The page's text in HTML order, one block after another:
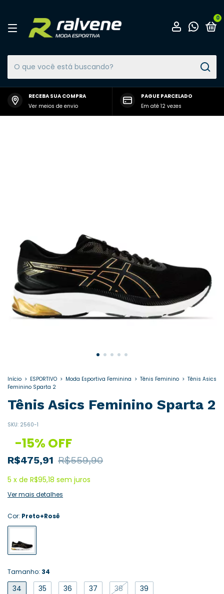
0
RECEBA SUA COMPRA
Ver meios de envio
PAGUE PARCELADO
Em até 12 vezes
Início > ESPORTIVO > Moda Esportiva Feminina > Tênis Feminino > Tênis Asics
Feminino Sparta 2
Tênis Asics Feminino Sparta 2
SKU: 2560-1
-15% OFF
R$475,91 R$559,90
5 x de R$95,18 sem juros
Ver mais detalhes
Cor: Preto+Rosê
Tamanho: 34
34 35 36 37 38 39